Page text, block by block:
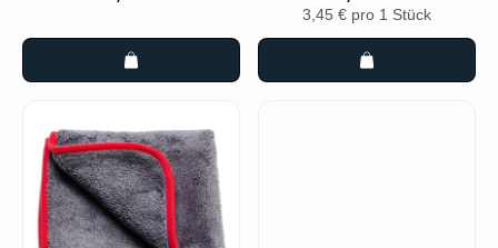
3,45 € pro 1 Stück